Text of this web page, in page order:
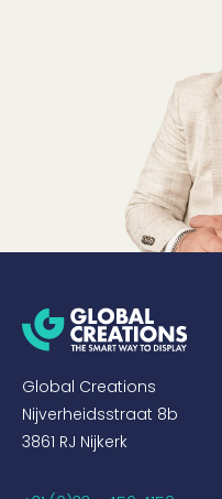
Global Creations
Nijverheidsstraat 8b
3861 RJ Nijkerk